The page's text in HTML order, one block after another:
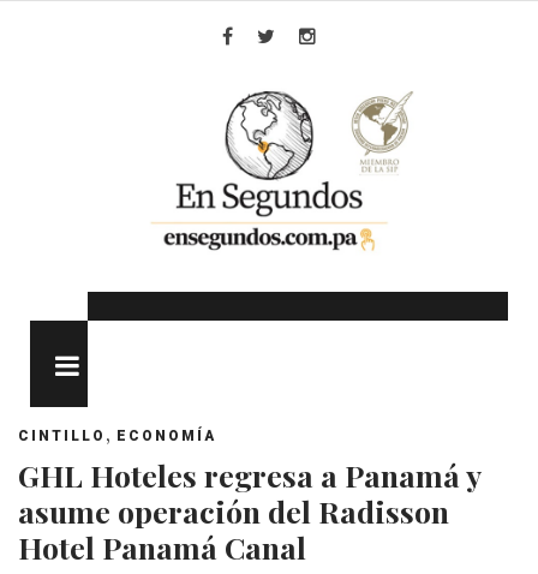
CINTILLO , ECONOMÍA
GHL Hoteles regresa a Panamá y
asume operación del Radisson
Hotel Panamá Canal